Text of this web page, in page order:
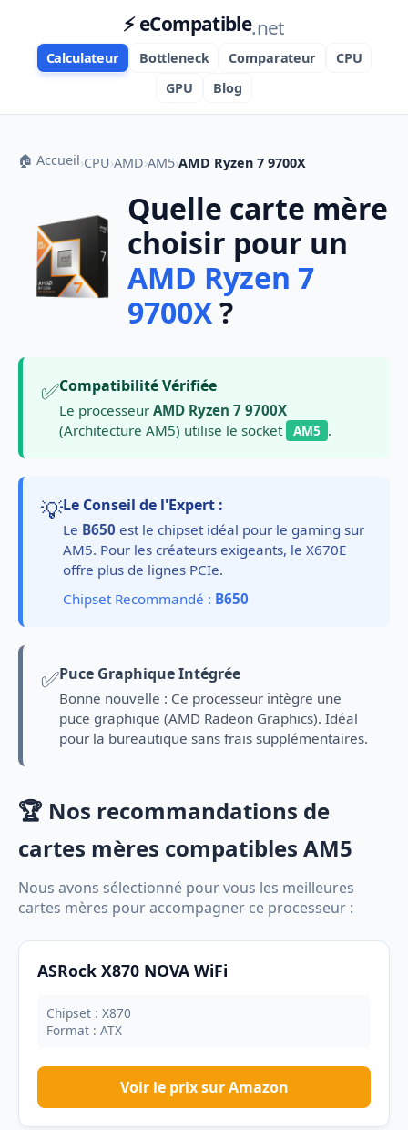
⚡ eCompatible.net
Calculateur Bottleneck Comparateur
CPU
GPU
Blog
🏠 Accueil›CPU›AMD›AM5›AMD Ryzen 7 9700X
Quelle carte mère
choisir pour un
AMD Ryzen 7
9700X?
✅Compatibilité Vérifiée
Le processeur AMD Ryzen 7 9700X
(Architecture AM5) utilise le socket AM5 .
💡Le Conseil de l'Expert :
Le B650 est le chipset idéal pour le gaming sur
AM5. Pour les créateurs exigeants, le X670E
offre plus de lignes PCIe.
Chipset Recommandé : B650
✅Puce Graphique Intégrée
Bonne nouvelle : Ce processeur intègre une
puce graphique (AMD Radeon Graphics). Idéal
pour la bureautique sans frais supplémentaires.
🏆 Nos recommandations de
cartes mères compatibles AM5
Nous avons sélectionné pour vous les meilleures
cartes mères pour accompagner ce processeur :
ASRock X870 NOVA WiFi
Chipset : X870
Format : ATX
Voir le prix sur Amazon